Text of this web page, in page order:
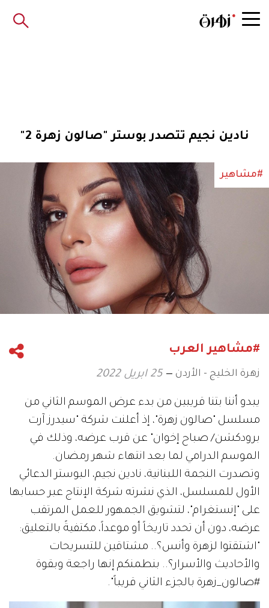
نادين نجيم تتصدر بوستر "صالون زهرة 2"
#مشاهير
#مشاهير العرب
زهرة الخليج - الأردن 25 ابريل 2022
يبدو أننا بتنا قريبين من بدء عرض الموسم الثاني من
مسلسل "صالون زهرة"، إذ أعلنت شركة "سيدرز آرت
برودكشن/ صباح إخوان" عن قرب عرضه، وذلك في
الموسم الدرامي لما بعد انتهاء شهر رمضان.
وتصدرت النجمة اللبنانية، نادين نجيم، البوستر الدعائي
الأول للمسلسل، الذي نشرته شركة الإنتاج عبر حسابها
على "إنستغرام"، لتشويق الجمهور للعمل المرتقب
عرضه، دون أن تحدد تاريخاً أو موعداً، مكتفيةً بالتعليق:
"اشتقتوا لزهرة وأنس؟.. مشتاقين للتسريحات
والأحاديث والأسرار؟.. بنطمنكم إنها راجعة وبقوة
#صالون_زهرة بالجزء الثاني قريباً".